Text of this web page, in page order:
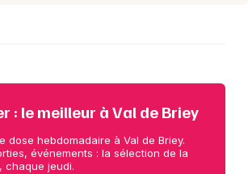
: le meilleur à Val de Briey
dose hebdomadaire à Val de Briey.
événements : la sélection de la
chaque jeudi.